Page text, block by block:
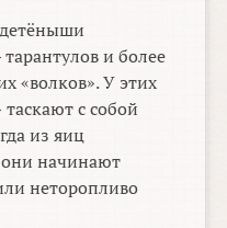
детёныши
и более
«волков». У этих
с собой
из яиц
начинают
неторопливо